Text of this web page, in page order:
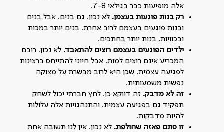
אלה מופיעות כבר בגילאי 7-8.
רק בנות פוגעות בעצמן. לא נכון. גם בנים. אבל בנים
ובנות פוגעים בעצמם לרוב אחרת. בנים יותר במכות
ובכוויות, בנות יותר בחתכים.
ילדים הפוגעים בעצמם רוצים להתאבד. לא נכון. רובם
המכריע אינם רוצים למות. אבל חיוני להתייחס ברצינות
לפגיעה עצמית, שכן היא לרוב מבשרת על מצוקה
נפשית משמעותית.
זה לא מדבק. זה דווקא כן. לחץ חברתי יכול לשחק
תפקיד גם בפגיעה עצמית. והתנהגויות אלה עלולות
להיות מדבקות.
זו סתם פאזה שחולפת. לא נכון. אין לנו תשובה אחת